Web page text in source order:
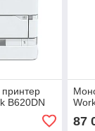
B620DN
87